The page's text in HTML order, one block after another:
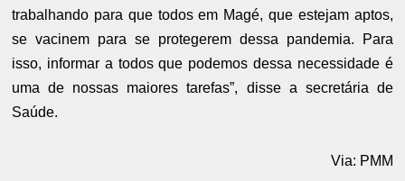
trabalhando para que todos em Magé, que estejam aptos,
se vacinem para se protegerem dessa pandemia. Para
isso, informar a todos que podemos dessa necessidade é
uma de nossas maiores tarefas”, disse a secretária de
Saúde.
Via: PMM